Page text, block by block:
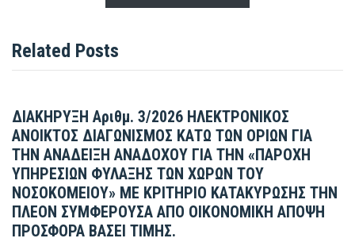
Related Posts
ΔΙΑΚΗΡΥΞΗ Αριθμ. 3/2026 ΗΛΕΚΤΡΟΝΙΚΟΣ
ΑΝΟΙΚΤΟΣ ΔΙΑΓΩΝΙΣΜΟΣ ΚΑΤΩ ΤΩΝ ΟΡΙΩΝ ΓΙΑ
ΤΗΝ ΑΝΑΔΕΙΞΗ ΑΝΑΔΟΧΟΥ ΓΙΑ ΤΗΝ «ΠΑΡΟΧΗ
ΥΠΗΡΕΣΙΩΝ ΦΥΛΑΞΗΣ ΤΩΝ ΧΩΡΩΝ ΤΟΥ
ΝΟΣΟΚΟΜΕΙΟΥ» ΜΕ ΚΡΙΤΗΡΙΟ ΚΑΤΑΚΥΡΩΣΗΣ ΤΗΝ
ΠΛΕΟΝ ΣΥΜΦΕΡΟΥΣΑ ΑΠΟ ΟΙΚΟΝΟΜΙΚΗ ΑΠΟΨΗ
ΠΡΟΣΦΟΡΑ ΒΑΣΕΙ ΤΙΜΗΣ.